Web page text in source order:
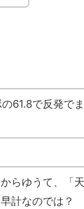
61.8で反発で
らゆうて、「天
計なのでは？